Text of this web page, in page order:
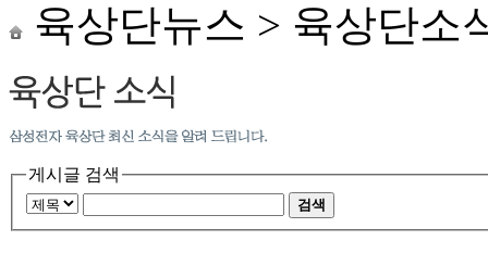
육상단뉴스 > 육상단소
게시글 검색
검색